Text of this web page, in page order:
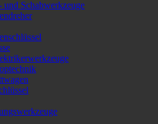
und Schabwerkzeuge